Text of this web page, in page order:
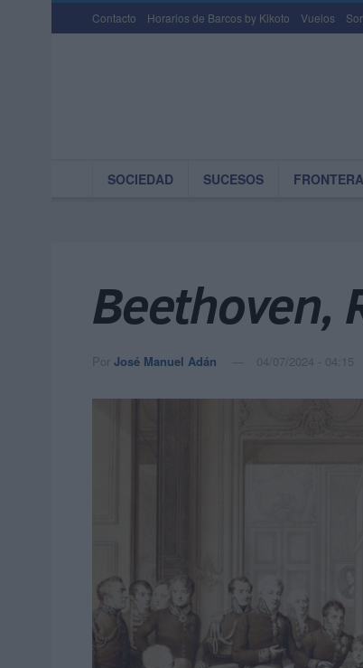
Contacto Horarios de Barcos by Kikoto Vuelos
SOCIEDAD SUCESOS FRONTERA
Beethoven,
Por José Manuel Adán 04/07/2024 - 04:15